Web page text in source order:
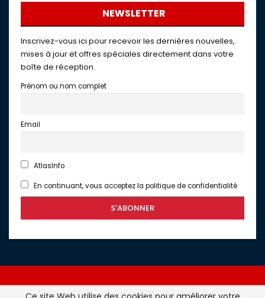
NEWSLETTER
Inscrivez-vous ici pour recevoir les dernières nouvelles,
mises à jour et offres spéciales directement dans votre
boîte de réception.
Prénom ou nom complet
Email
AtlasInfo
En continuant, vous acceptez la politique de confidentialité